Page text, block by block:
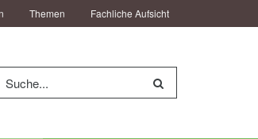
Themen Fachliche Aufsicht